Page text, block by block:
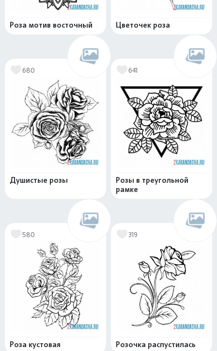
Роза мотив восточный Цветочек роза
680
Душистые розы
641
Розы в треугольной
рамке
580
Роза кустовая
319
Розочка распустилась